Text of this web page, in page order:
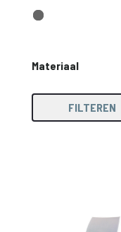
Materiaal
stapelbaarFILTEREN